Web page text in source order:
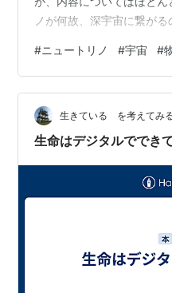
ノが何故、深宇宙に繋が
で調べcopilotに聞きながら
ノの特徴 ニュートリノは
は極めて小さい、どんな
ける。ニュートリノは光と
抜ける際、光は星の内部や
#ニュートリノ #宇宙 #
生きている を考えてみ
生命はデジタルででき